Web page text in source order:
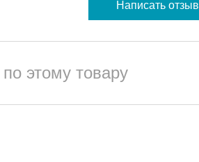
Написать отзыв
по этому товару